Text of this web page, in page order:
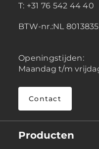
T: +31 76 542 44 40
BTW-nr.:NL
Openingstijden:
Maandag t/m
Contact
Producten